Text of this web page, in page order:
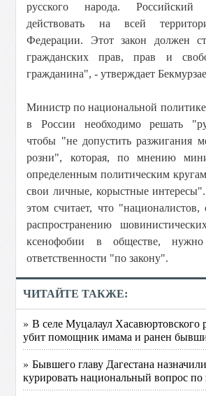
русского народа.
действовать на всей
Федерации. Этот закон должен
гражданских прав, прав и
гражданина", - утверждает
Министр по национальной
в России необходимо решать
чтобы "не допустить разжигания
розни", которая, по мнению
определенным политическим
свои личные, корыстные
этом считает, что "националистов,
распространению
ксенофобии в обществе,
ответственности "по закону".
ЧИТАЙТЕ ТАКЖЕ:
» В селе Муцалаул Хасавюртовского
убит помощник имама и ранен
» Бывшего главу Дагестана
курировать национальный вопрос по